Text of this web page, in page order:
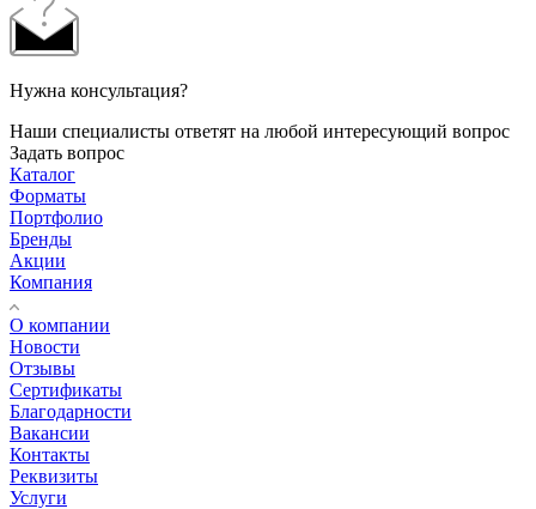
Нужна консультация?
Наши специалисты ответят на любой интересующий вопрос
Задать вопрос
Каталог
Форматы
Портфолио
Бренды
Акции
Компания
О компании
Новости
Отзывы
Сертификаты
Благодарности
Вакансии
Контакты
Реквизиты
Услуги